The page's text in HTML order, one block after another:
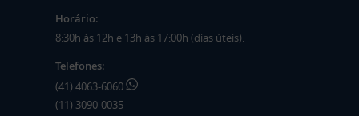
Horário:
8:30h às 12h e 13h às 17:00h (dias úteis).
Telefones:
(41) 4063-6060
(11) 3090-0035